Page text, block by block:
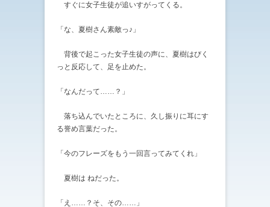
すぐに女子生徒が追いすがってくる。
「な、夏樹さん素敵っ♪」
背後で起こった女子生徒の声に、夏樹はびく
っと反応して、足を止めた。
「なんだって……？」
落ち込んでいたところに、久し振りに耳にす
る誉め言葉だった。
「今のフレーズをもう一回言ってみてくれ」
夏樹は ねだった。
「え……？そ、その……」